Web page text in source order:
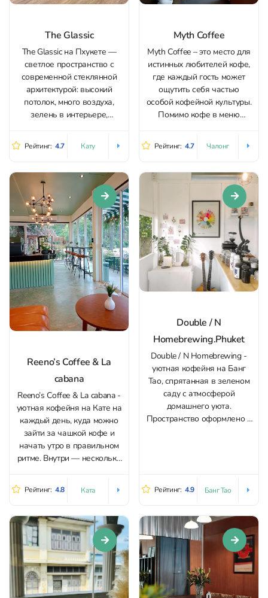
The Glassic
The Glassic на Пхукете —
светлое пространство с
современной стеклянной
архитектурой: высокий
потолок, много воздуха,
зелень в интерьере,
и достаточно столов, чтобы
спокойно работать или
просто «зависнуть» с
напитком. Работает
стабильный Wi‑Fi, рядом
есть большая парковка;
принимают оплату картой.
Днём формат ближе к
кофейне и завтракам:
свежая выпечка,...
Рейтинг: 4.7 Кату
Myth Coffee
Myth Coffee – это место для
истинных любителей кофе,
где каждый гость может
ощутить себя частью
особой кофейной культуры.
Помимо кофе в меню
выбор матчи и другого чая,
а также радует
разнообразие освежающих
летних напитков, а не это ли
важно при температуре
+30? Десерты подают в
изысканной посуде,...
Рейтинг: 4.7 Чалонг
Reeno’s Coffee & La
cabana
Reeno’s Coffee & La cabana -
уютная кофейня на Кате на
каждый день, куда можно
зайти за чашкой кофе и
начать утро в правильном
ритме. Внутри — несколько
приятно задержаться с
напитком. Здесь простая и
теплая атмосфера:
небольшое камерное
пространство,
действительно вкусный и
свежий...
Рейтинг: 4.8 Ката
Double / N
Homebrewing.Phuket
Double / N Homebrewing -
уютная кофейня на Банг
Тао, спрятанная в зеленом
саду с атмосферой
домашнего уюта.
Пространство оформлено в
качественный specialty-
кофе. Напиток можно взять
с собой или остаться за
столиком в небольшом
зеленом...
Рейтинг: 4.9 Банг Тао